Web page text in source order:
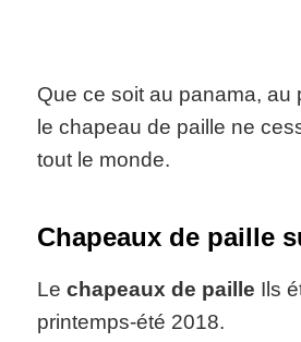
Que ce soit au panama, au
le chapeau de paille ne
tout le monde.
Chapeaux de paille
Le chapeaux de paille Ils
printemps-été 2018.